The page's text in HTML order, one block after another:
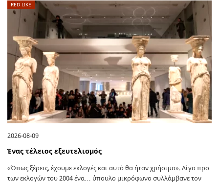
RED LIKE
2026-08-09
Ένας τέλειος εξευτελισμός
«Όπως ξέρεις, έχουμε εκλογές και αυτό θα ήταν χρήσιμο». Λίγο προ
των εκλογών του 2004 ένα… ύπουλο μικρόφωνο συλλάμβανε τον